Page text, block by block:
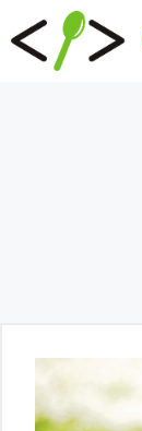
Saltar
al
contenido